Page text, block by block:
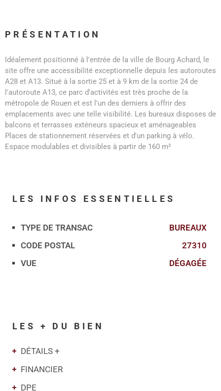
PRÉSENTATION
Idéalement positionné à l'entrée de la ville de Bourg Achard, le
site offre une accessibilité exceptionnelle depuis les autoroutes
A28 et A13. Situé à la sortie 25 et à 9 km de la sortie 24 de
l'autoroute A13, ce parc d'activités est très proche de la
métropole de Rouen et est l'un des derniers à offrir des
emplacements avec une telle visibilité. Les bureaux disposes de
balcons et terrasses extérieurs spacieux et aménageables
Places de stationnement réservées et d'un parking à vélo.
Espace modulables et divisibles à partir de 160 m²
LES INFOS ESSENTIELLES
Caractérisque Valeurs
TYPE DE TRANSAC
BUREAUX
CODE POSTAL
27310
VUE
DÉGAGÉE
LES + DU BIEN
DÉTAILS +
FINANCIER
DPE